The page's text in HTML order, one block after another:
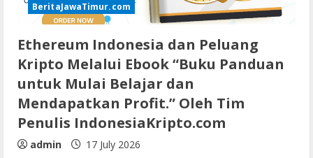
BeritaJawaTimur.com
Ethereum Indonesia dan Peluang
Kripto Melalui Ebook “Buku Panduan
untuk Mulai Belajar dan
Mendapatkan Profit.” Oleh Tim
Penulis IndonesiaKripto.com
admin 17 July 2026